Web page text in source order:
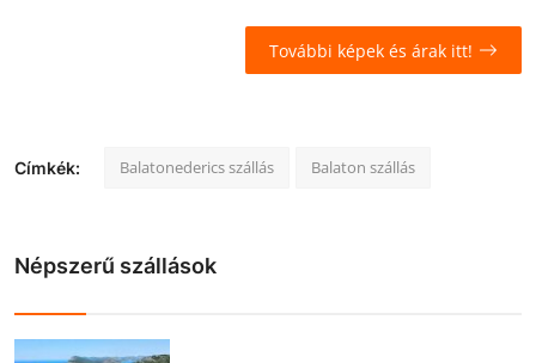
További képek és árak itt!
Címkék: Balatonederics szállás Balaton szállás
Népszerű szállások